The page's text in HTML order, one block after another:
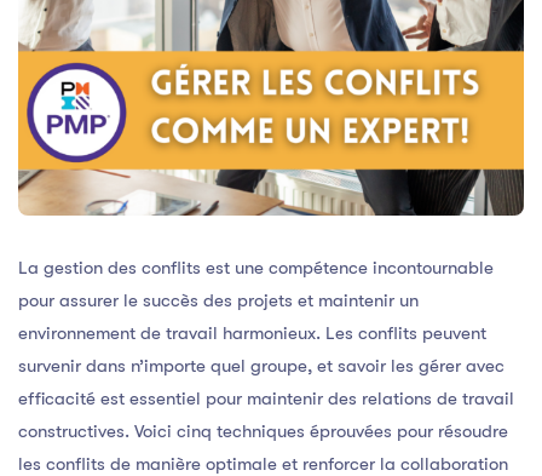
La gestion des conflits est une compétence incontournable
pour assurer le succès des projets et maintenir un
environnement de travail harmonieux. Les conflits peuvent
survenir dans n’importe quel groupe, et savoir les gérer avec
efficacité est essentiel pour maintenir des relations de travail
constructives. Voici cinq techniques éprouvées pour résoudre
les conflits de manière optimale et renforcer la collaboration